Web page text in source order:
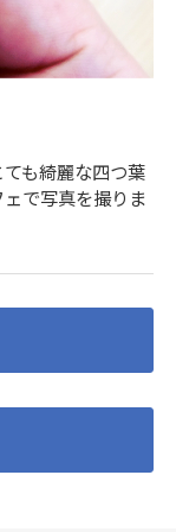
も綺麗な四つ葉
で写真を撮りま